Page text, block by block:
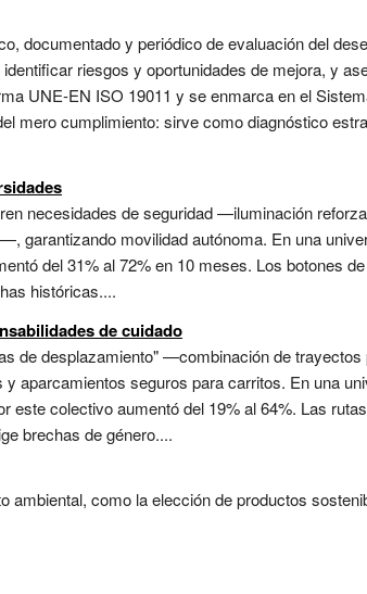
documentado y periódico de evaluación del
riesgos y oportunidades de mejora, y
UNE-EN ISO 19011 y se enmarca en el
mero cumplimiento: sirve como diagnóstico
necesidades de seguridad —iluminación
garantizando movilidad autónoma. En una
del 31% al 72% en 10 meses. Los botones
históricas....
de cuidado
de desplazamiento" —combinación de
aparcamientos seguros para carritos. En una
colectivo aumentó del 19% al 64%. Las
brechas de género....
ambiental, como la elección de productos